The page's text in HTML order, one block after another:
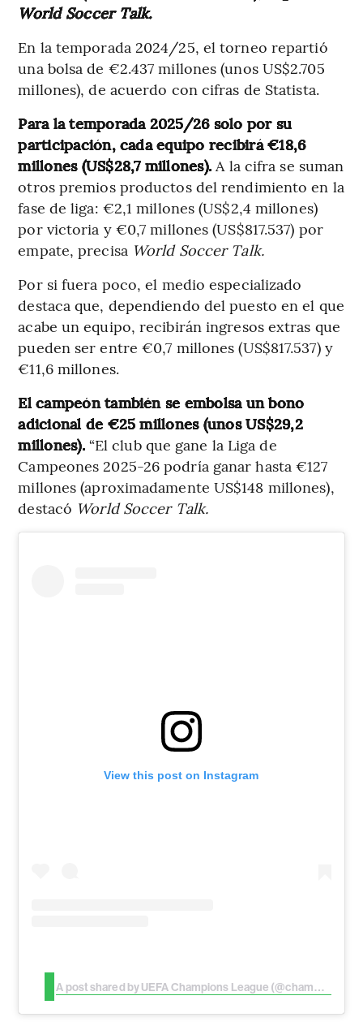
World Soccer Talk.
En la temporada 2024/25, el torneo repartió
una bolsa de €2.437 millones (unos US$2.705
millones), de acuerdo con cifras de Statista.
Para la temporada 2025/26 solo por su
participación, cada equipo recibirá €18,6
millones (US$28,7 millones).A la cifra se suman
otros premios productos del rendimiento en la
fase de liga: €2,1 millones (US$2,4 millones)
por victoria y €0,7 millones (US$817.537) por
empate, precisa World Soccer Talk.
Por si fuera poco, el medio especializado
destaca que, dependiendo del puesto en el que
acabe un equipo, recibirán ingresos extras que
pueden ser entre €0,7 millones (US$817.537) y
€11,6 millones.
El campeón también se embolsa un bono
adicional de €25 millones (unos US$29,2
millones).“El club que gane la Liga de
Campeones 2025-26 podría ganar hasta €127
millones (aproximadamente US$148 millones),
destacó World Soccer Talk.
View this post on Instagram
A post shared by UEFA Champions League (@championsleague)